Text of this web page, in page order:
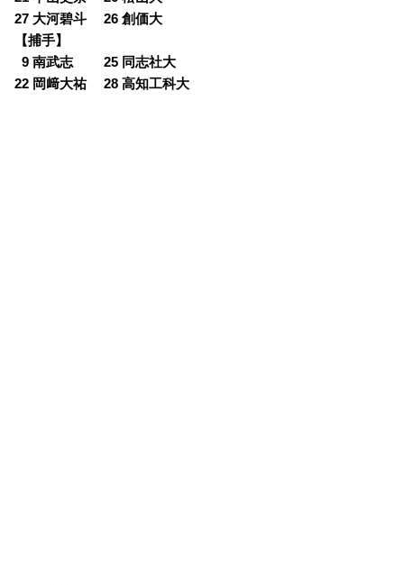
27 大河碧斗 26 創価大
【捕手】
09 南武志 25 同志社大
22 岡﨑大祐 28 高知工科大